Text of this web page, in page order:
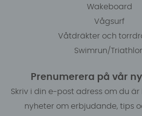
Wakeboard
Vågsurf
Våtdräkter och
Swimrun/
Prenumerera på vår
Skriv i din e-post adress om du
nyheter om erbjudande, tips